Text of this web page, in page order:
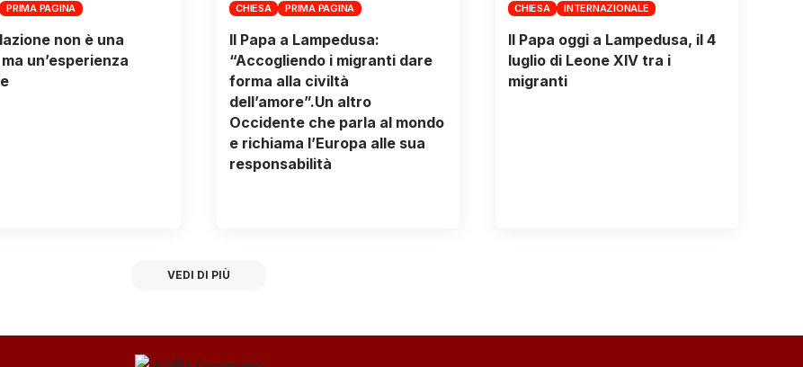
PRIMA PAGINA
non è una
un’esperienza
CHIESA PRIMA PAGINA
Il Papa a Lampedusa:
“Accogliendo i migranti dare
forma alla civiltà
dell’amore”.Un altro
Occidente che parla al mondo
e richiama l’Europa alle sua
responsabilità
CHIESA INTERNAZIONALE
Il Papa oggi a Lampedusa, il 4
luglio di Leone XIV tra i
migranti
VEDI DI PIÙ